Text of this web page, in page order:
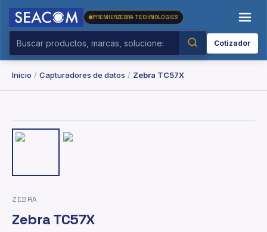
PREMIERZEBRA TECHNOLOGIES
Cotizador
Inicio / Capturadores de datos / Zebra TC57X
ZEBRA
Zebra TC57X